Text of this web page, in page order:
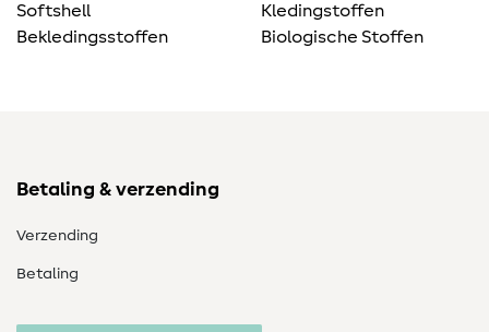
Softshell
Bekledingsstoffen
Kledingstoffen
Biologische Stoffen
Betaling & verzending
Verzending
Betaling